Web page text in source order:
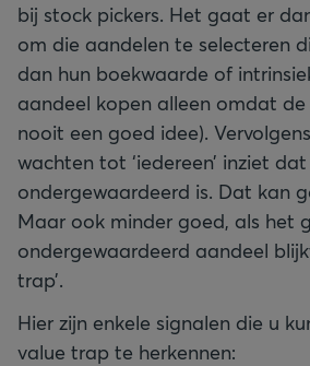
bij stock pickers. Het gaat er
om die aandelen te selecteren
dan hun boekwaarde of
aandeel kopen alleen omdat de
nooit een goed idee).
wachten tot ‘iedereen’ inziet
ondergewaardeerd is. Dat kan
Maar ook minder goed, als het
ondergewaardeerd aandeel
trap’.
Hier zijn enkele signalen die u
value trap te herkennen: